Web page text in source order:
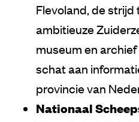
Flevoland, de
ambitieuze
museum en
schat aan
provincie van
Nationaal